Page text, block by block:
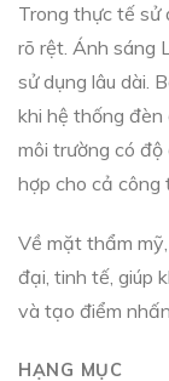
Trong thực tế sử
rõ rệt. Ánh sáng
sử dụng lâu dài.
khi hệ thống
môi trường có
hợp cho cả công
Về mặt thẩm
đại, tinh tế, giúp
và tạo điểm
HẠNG MỤC